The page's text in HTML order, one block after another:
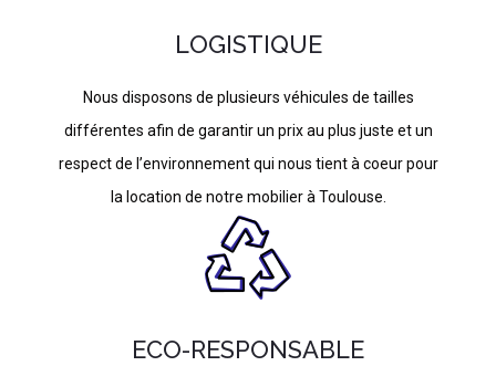
LOGISTIQUE
Nous disposons de plusieurs véhicules de tailles
différentes afin de garantir un prix au plus juste et un
respect de l’environnement qui nous tient à coeur pour
la location de notre mobilier à Toulouse.
ECO-RESPONSABLE